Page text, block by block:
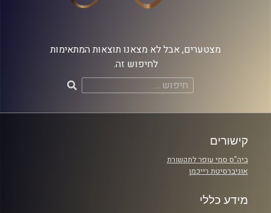
מצטערים, אבל לא מצאנו תוצאות המתאימות
לחיפוש זה.
חיפוש:
קישורים
ביה"ס סמי עופר לתקשורת
אוניברסיטת רייכמן
מידע כללי